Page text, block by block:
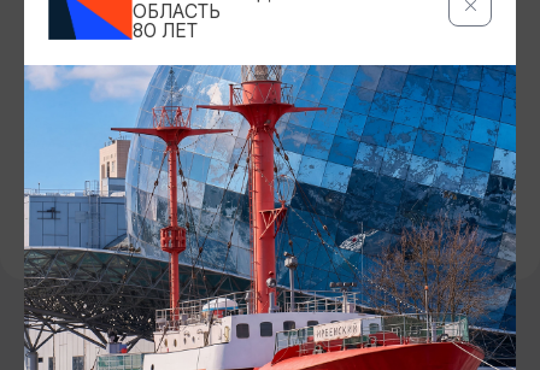
БИЛЕТЫ
ОФИЦИАЛЬНЫЙ САЙТ
https://muzteatr39.ru/
VKONTAKTE
https://vk.com/muzteatr39
ОБЛАСТЬ
80 ЛЕТ